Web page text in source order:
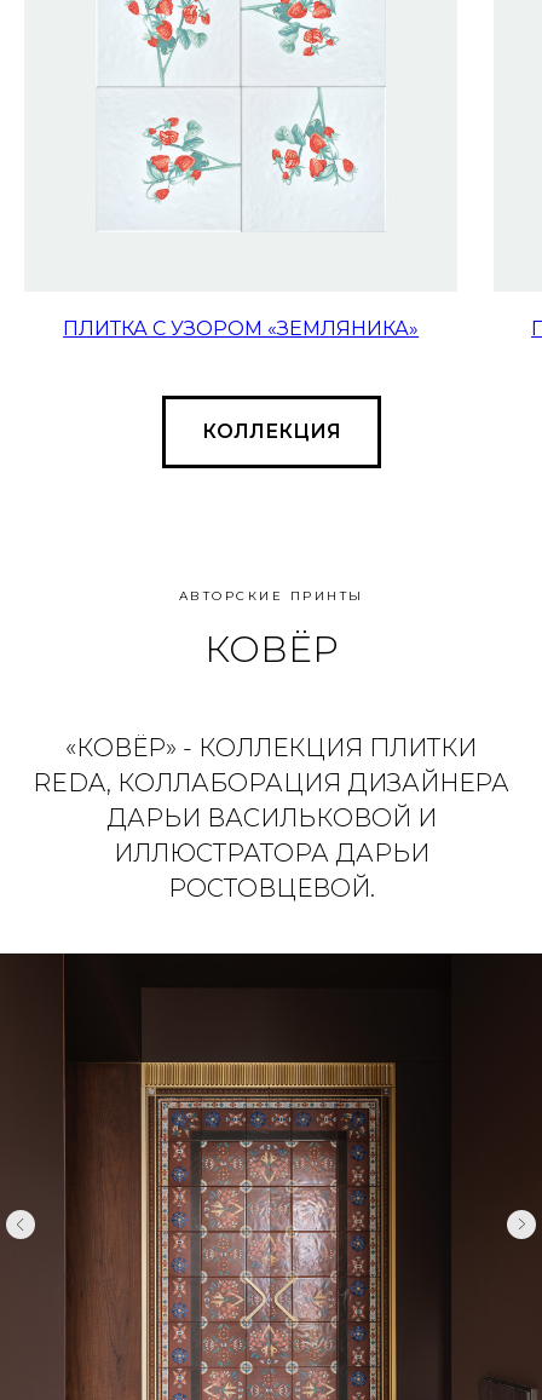
ПЛИТКА С УЗОРОМ «ЗЕМЛЯНИКА»
КОЛЛЕКЦИЯ
АВТОРСКИЕ ПРИНТЫ
КОВЁР
«КОВЁР» - КОЛЛЕКЦИЯ ПЛИТКИ
REDA, КОЛЛАБОРАЦИЯ ДИЗАЙНЕРА
ДАРЬИ ВАСИЛЬКОВОЙ И
ИЛЛЮСТРАТОРА ДАРЬИ
РОСТОВЦЕВОЙ.